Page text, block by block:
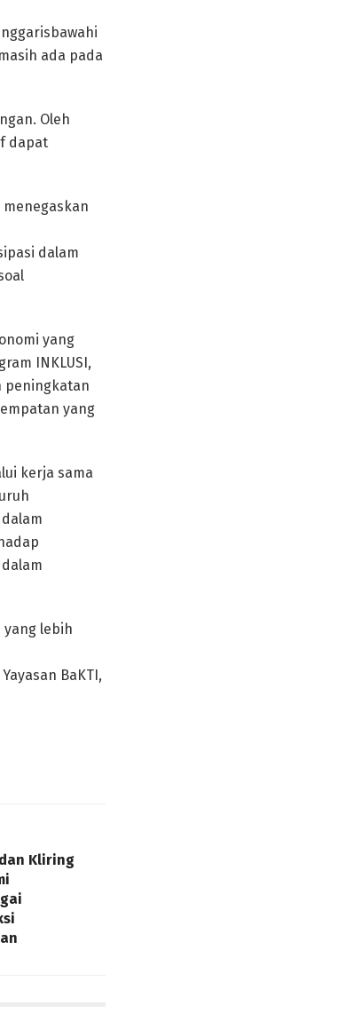
ada pada
Oleh
dapat
menegaskan
dalam
yang
INKLUSI,
peningkatan
yang
kerja sama
yang lebih
BaKTI,
dan Kliring